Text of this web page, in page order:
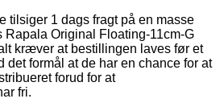
tilsiger 1 dags fragt på en masse
Rapala Original Floating-11cm-G
kræver at bestillingen laves før et
det formål at de har en chance for at
forud for at
fri.